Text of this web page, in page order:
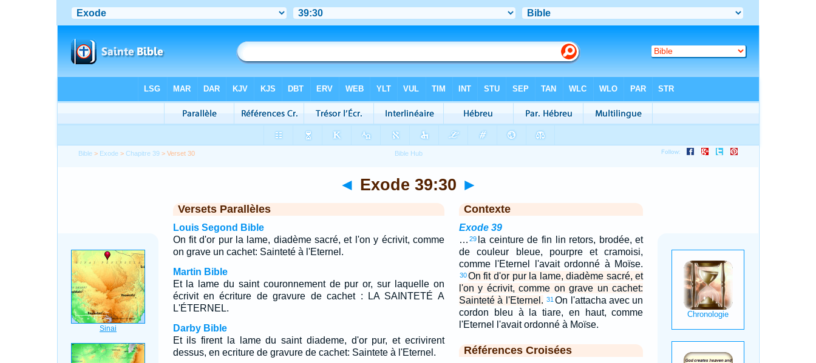
Bible > Exode >Chapitre 39 > Verset 30
◄ Exode 39:30 ►
Versets Parallèles
Louis Segond Bible
On fit d'or pur la lame, diadème sacré, et l'on y écrivit, comme
on grave un cachet: Sainteté à l'Eternel.
Martin Bible
Et la lame du saint couronnement de pur or, sur laquelle on
écrivit en écriture de gravure de cachet : LA SAINTETÉ A
L'ÉTERNEL.
Darby Bible
Et ils firent la lame du saint diademe, d'or pur, et ecrivirent
dessus, en ecriture de gravure de cachet: Saintete à l'Eternel.
Contexte
Exode 39
… 29 la ceinture de fin lin retors, brodée, et
de couleur bleue, pourpre et cramoisi,
comme l'Eternel l'avait ordonné à Moïse.
30On fit d'or pur la lame, diadème sacré, et
l'on y écrivit, comme on grave un cachet:
Sainteté à l'Eternel. 31 On l'attacha avec un
cordon bleu à la tiare, en haut, comme
l'Eternel l'avait ordonné à Moïse.
Références Croisées